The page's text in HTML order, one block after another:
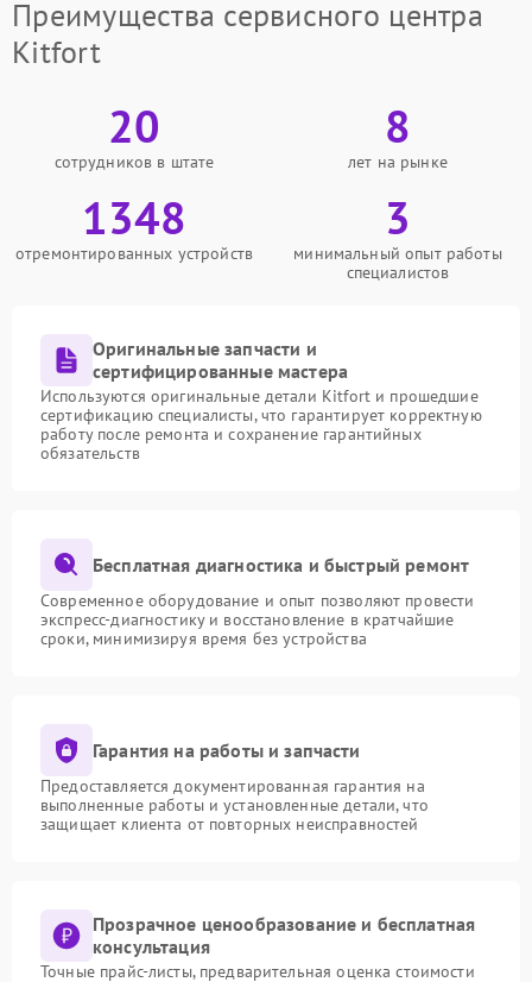
Преимущества сервисного центра
Kitfort
20
сотрудников в штате
8
лет на рынке
1348
отремонтированных устройств
3
минимальный опыт работы
специалистов
Оригинальные запчасти и
сертифицированные мастера
Используются оригинальные детали Kitfort и прошедшие
сертификацию специалисты, что гарантирует корректную
работу после ремонта и сохранение гарантийных
обязательств
Бесплатная диагностика и быстрый ремонт
Современное оборудование и опыт позволяют провести
экспресс-диагностику и восстановление в кратчайшие
сроки, минимизируя время без устройства
Гарантия на работы и запчасти
Предоставляется документированная гарантия на
выполненные работы и установленные детали, что
защищает клиента от повторных неисправностей
Прозрачное ценообразование и бесплатная
консультация
Точные прайс-листы, предварительная оценка стоимости